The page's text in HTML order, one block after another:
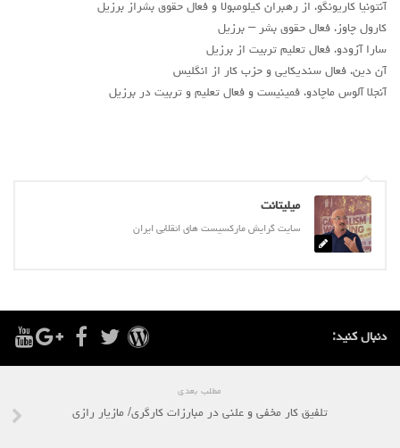
آنتونیا کاریونگو، از رهبران کیلومبولا و فعال حقوق بشراز برزیل
کارول چاوز، فعال حقوق بشر – برزیل
سارا آزودو، فعال تعلیم تربیت از برزیل
آن دین، فعال سندیکایی و حزب کار از انگلیس
آنجلا آلوس ماچادو، فمینیست و فعال تعلیم و تربیت در برزيل
میلیتانت
سایت گرایش مارکسیست های انقلابی ایران
دنبال کنید:
مطلب بعدی
تلفیق کار مخفی و علنی در مبارزات کارگری/ مازیار رازی